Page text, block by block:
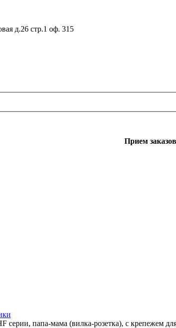
д.26 стр.1 оф. 315
Прием
серии, папа-мама (вилка-розетка), с крепежем